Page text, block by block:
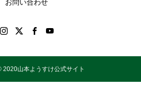
お問い合わせ
山本ようすけ公式サイト